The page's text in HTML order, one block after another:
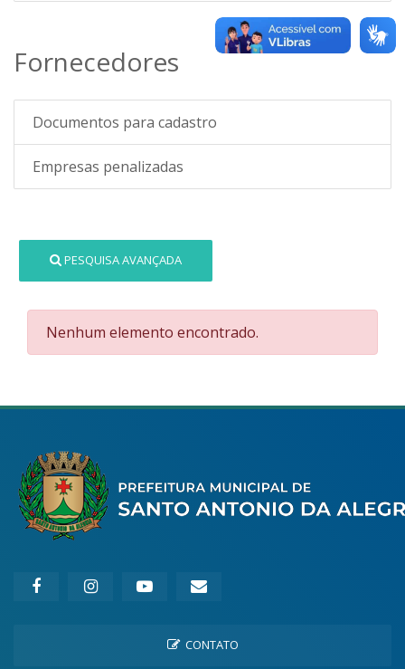
Fornecedores
Documentos para cadastro
Empresas penalizadas
PESQUISA AVANÇADA
Nenhum elemento encontrado.
CONTATO